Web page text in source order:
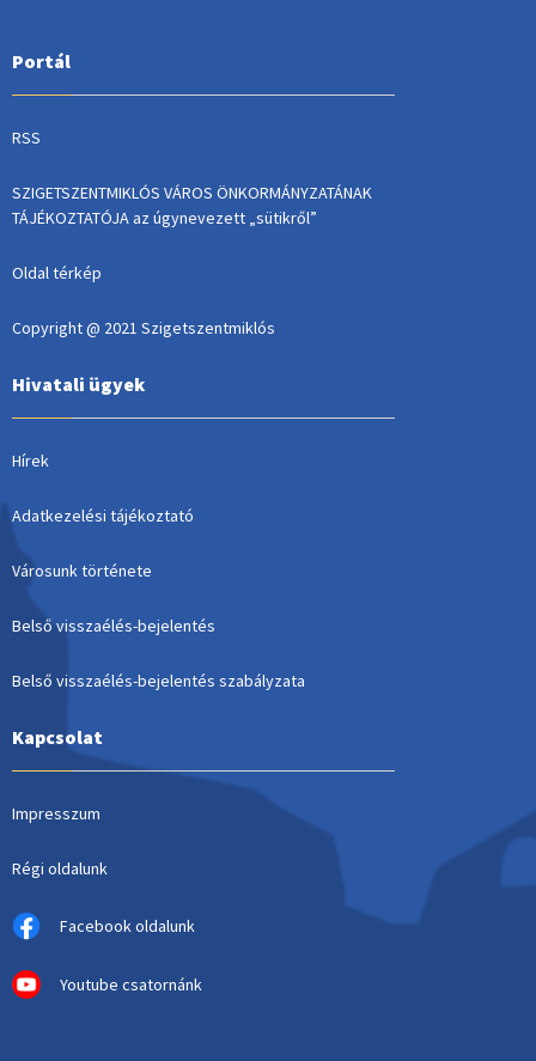
Portál
RSS
SZIGETSZENTMIKLÓS VÁROS ÖNKORMÁNYZATÁNAK
TÁJÉKOZTATÓJA az úgynevezett „sütikről”
Oldal térkép
Copyright @ 2021 Szigetszentmiklós
Hivatali ügyek
Hírek
Adatkezelési tájékoztató
Városunk története
Belső visszaélés-bejelentés
Belső visszaélés-bejelentés szabályzata
Kapcsolat
Impresszum
Régi oldalunk
Facebook oldalunk
Youtube csatornánk